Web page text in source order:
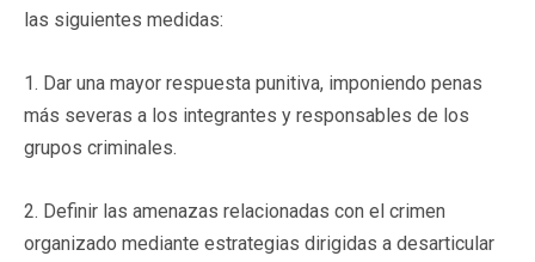
las siguientes medidas:
1. Dar una mayor respuesta punitiva, imponiendo penas
más severas a los integrantes y responsables de los
grupos criminales.
2. Definir las amenazas relacionadas con el crimen
organizado mediante estrategias dirigidas a desarticular